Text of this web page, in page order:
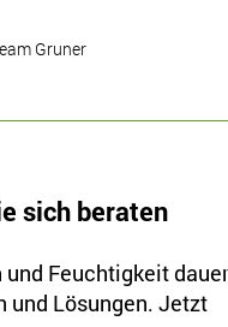
Gruner
sich beraten
Feuchtigkeit
und Lösungen. Jetzt